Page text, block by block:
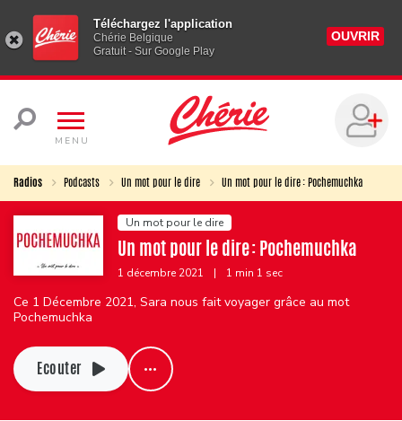
Téléchargez l'application
Chérie Belgique
Gratuit - Sur Google Play
OUVRIR
MENU
Radios Podcasts Un mot pour le dire Un mot pour le dire : Pochemuchka
Un mot pour le dire
Un mot pour le dire : Pochemuchka
1 décembre 2021 | 1 min 1 sec
Ce 1 Décembre 2021, Sara nous fait voyager grâce au mot
Pochemuchka
Ecouter